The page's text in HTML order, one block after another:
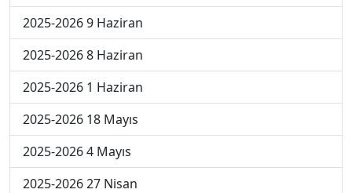
2025-2026 9 Haziran
2025-2026 8 Haziran
2025-2026 1 Haziran
2025-2026 18 Mayıs
2025-2026 4 Mayıs
2025-2026 27 Nisan